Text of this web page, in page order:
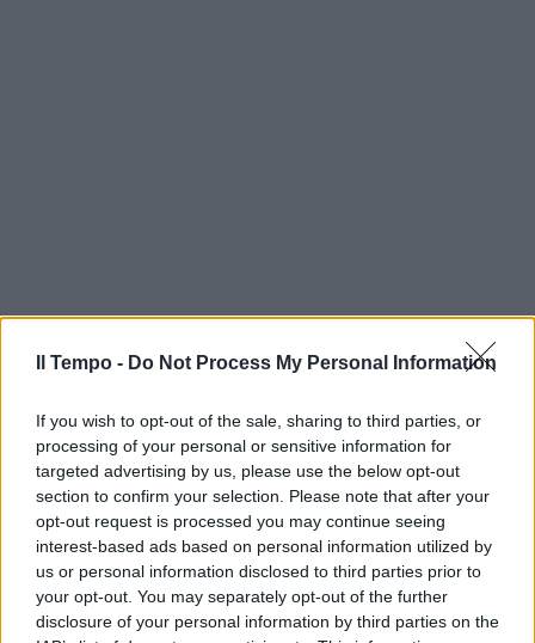
Il Tempo - Do Not Process My Personal Information
If you wish to opt-out of the sale, sharing to third parties, or
processing of your personal or sensitive information for
targeted advertising by us, please use the below opt-out
section to confirm your selection. Please note that after your
opt-out request is processed you may continue seeing
interest-based ads based on personal information utilized by
us or personal information disclosed to third parties prior to
your opt-out. You may separately opt-out of the further
disclosure of your personal information by third parties on the